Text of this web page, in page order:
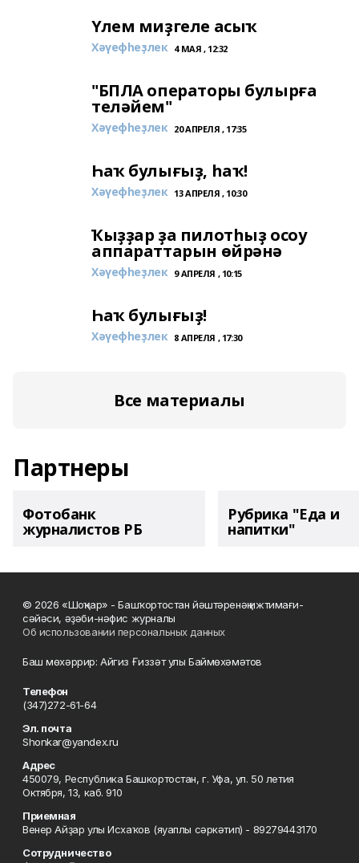
Үлем миҙгеле асыҡ
Хәүефһеҙлек 4 МАЯ , 12:32
"БПЛА операторы булырға
теләйем"
Хәүефһеҙлек 20 АПРЕЛЯ , 17:35
Һаҡ булығыҙ, һаҡ!
Хәүефһеҙлек 13 АПРЕЛЯ , 10:30
Ҡыҙҙар ҙа пилотһыҙ осоу
аппараттарын өйрәнә
Хәүефһеҙлек 9 АПРЕЛЯ , 10:15
Һаҡ булығыҙ!
Хәүефһеҙлек 8 АПРЕЛЯ , 17:30
Все материалы
Партнеры
Фотобанк
журналистов РБ
Рубрика "Еда и
напитки"
© 2026 «Шоңҡар» - Башҡортостан йәштәренәң ижтимағи-
сәйәси, әҙәби-нәфис журналы
Об использовании персональных данных
Баш мөхәррир: Айгиз Ғиззәт улы Баймөхәмәтов
Телефон
(347)272-61-64
Эл. почта
Shonkar@yandex.ru
Адрес
450079, Республика Башкортостан, г. Уфа, ул. 50 летия
Октября, 13, каб. 910
Приемная
Венер Айҙар улы Исхаҡов (яуаплы сәркәтип) - 89279443170
Сотрудничество